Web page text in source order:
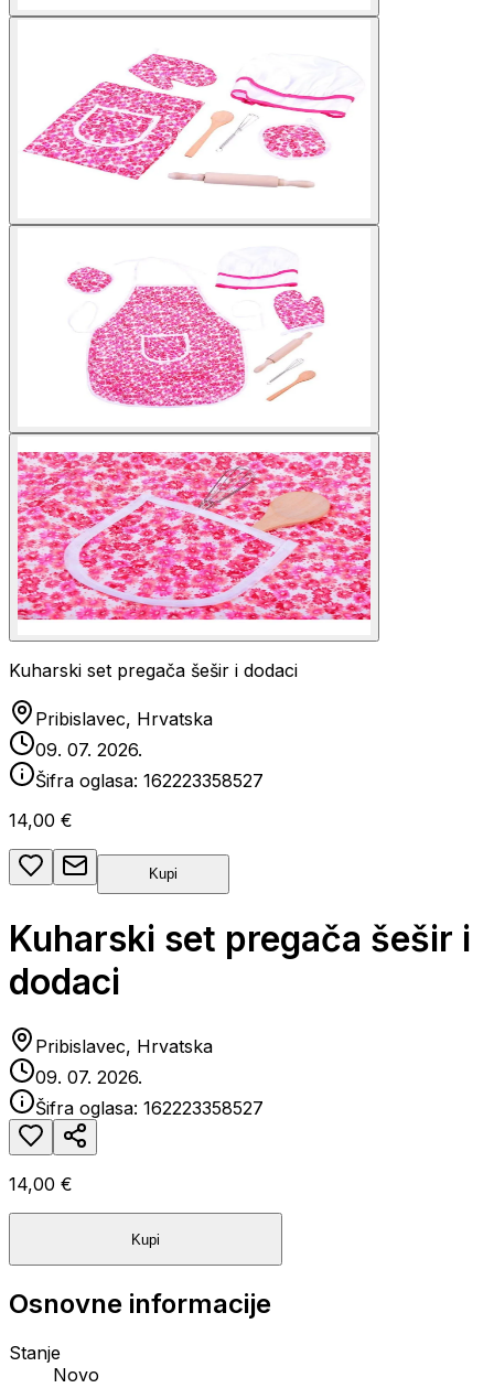
Kuharski set pregača šešir i dodaci
Pribislavec, Hrvatska
09. 07. 2026.
Šifra oglasa: 162223358527
14,00 €
Kupi
Kuharski set pregača šešir i
dodaci
Pribislavec, Hrvatska
09. 07. 2026.
Šifra oglasa: 162223358527
14,00 €
Kupi
Osnovne informacije
Stanje
Novo